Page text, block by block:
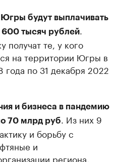
будут выплачивать
600 тысяч рублей
те, у кого
на территории Югры в
года по 31 декабря 2022
и бизнеса в пандемию
70 млрд руб
. Из них 9
и борьбу с
и
региона.